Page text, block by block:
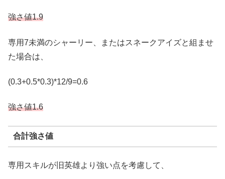
強さ値1.9
専用7未満のシャーリー、またはスネークアイズと組ませ
た場合は、
(0.3+0.5*0.3)*12/9=0.6
強さ値1.6
合計強さ値
専用スキルが旧英雄より強い点を考慮して、